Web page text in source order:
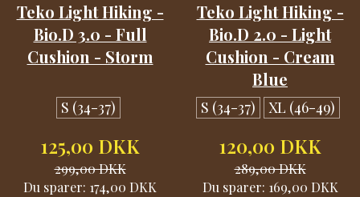
Teko Light Hiking -
Bio.D 3.0 - Full
Cushion - Storm
S (34-37)
125,00 DKK
299,00 DKK
Du sparer: 174,00 DKK
Teko Light Hiking -
Bio.D 2.0 - Light
Cushion - Cream
Blue
S (34-37) XL (46-49)
120,00 DKK
289,00 DKK
Du sparer: 169,00 DKK